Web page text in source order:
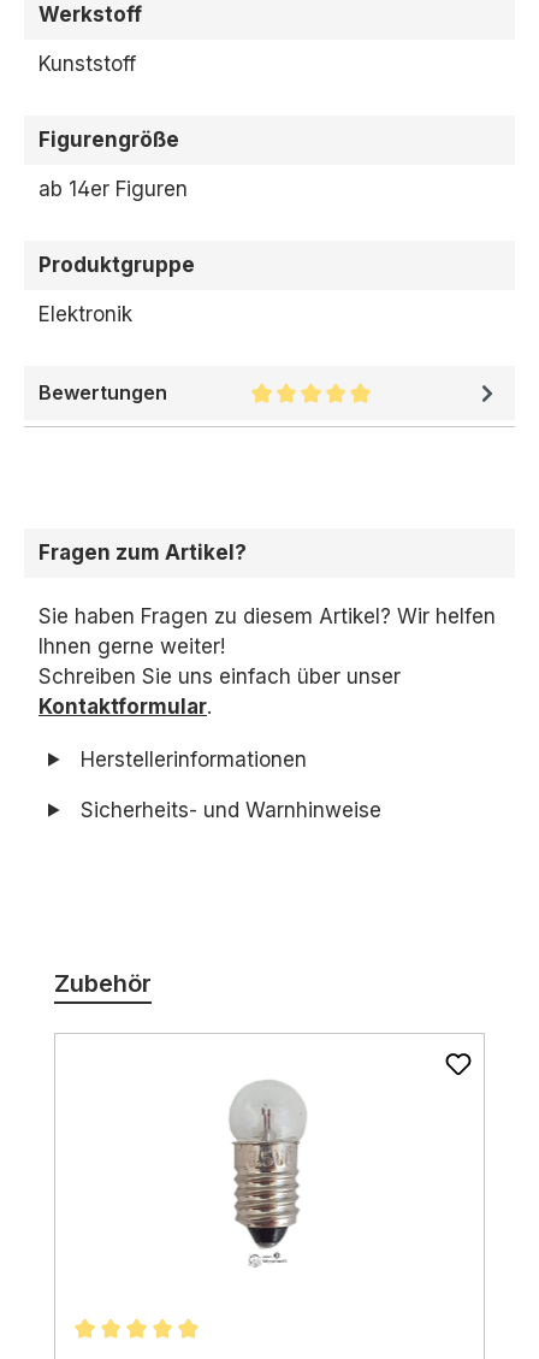
Werkstoff
Kunststoff
Figurengröße
ab 14er Figuren
Produktgruppe
Elektronik
Bewertungen
Durchschnittliche Bewertung
Fragen zum Artikel?
Sie haben Fragen zu diesem Artikel? Wir helfen
Ihnen gerne weiter!
Schreiben Sie uns einfach über unser
Kontaktformular.
Herstellerinformationen
Sicherheits- und Warnhinweise
Zubehör